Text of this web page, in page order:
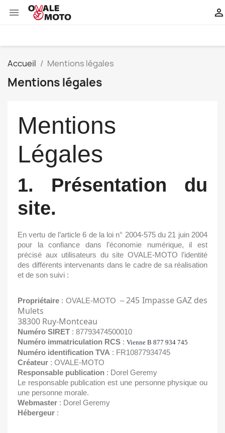
 
Accueil Mentions légales
Mentions légales
Mentions
Légales
1. Présentation du
site.
En vertu de l’article 6 de la loi n° 2004-575 du 21 juin 2004
pour la confiance dans l’économie numérique, il est
précisé aux utilisateurs du site OVALE-MOTO l’identité
des différents intervenants dans le cadre de sa réalisation
et de son suivi :
Propriétaire : OVALE-MOTO –245 Impasse GAZ des
Mulets
38300 Ruy-Montceau
Numéro SIRET : 87793474500010
Numéro immatriculation RCS : Vienne B 877 934 745
Numéro identification TVA : FR10877934745
Créateur : OVALE-MOTO
Responsable publication : Dorel Geremy
Le responsable publication est une personne physique ou
une personne morale.
Webmaster : Dorel Geremy
Hébergeur :